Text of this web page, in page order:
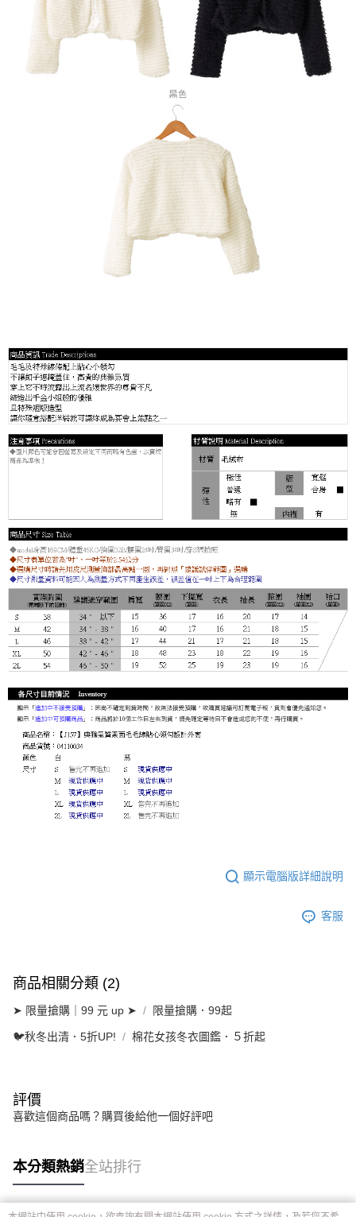
顯示電腦版詳細說明
客服
商品相關分類 (2)
➤ 限量搶購｜99 元 up ➤ 限量搶購．99起
🐦秋冬出清．5折UP! 棉花女孩冬衣圖鑑．５折起
評價
喜歡這個商品嗎？購買後給他一個好評吧
本分類熱銷全站排行